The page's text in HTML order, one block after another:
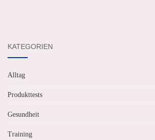
KATEGORIEN
Alltag
Produkttests
Gesundheit
Training